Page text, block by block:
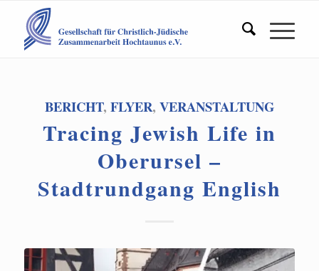
BERICHT, FLYER, VERANSTALTUNG
Tracing Jewish Life in
Oberursel –
Stadtrundgang English